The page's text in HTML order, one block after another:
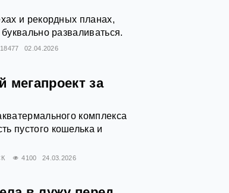
и рекордных планах,
разваливаться.
18477 02.04.2026
за
комплекса
пустого кошелька и
4100 24.03.2026